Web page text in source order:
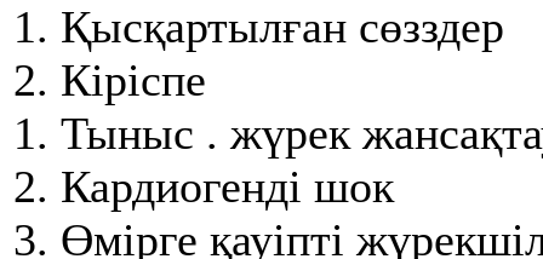
1. Қысқартылған сөзздер
2. Кіріспе
1. Тыныс . жүрек
2. Кардиогенді шок
3. Өмірге қауіпті